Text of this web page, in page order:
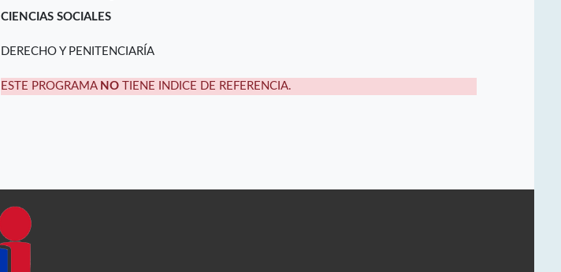
CIENCIAS SOCIALES
DERECHO Y PENITENCIARÍA
ESTE PROGRAMA NO TIENE INDICE DE REFERENCIA.